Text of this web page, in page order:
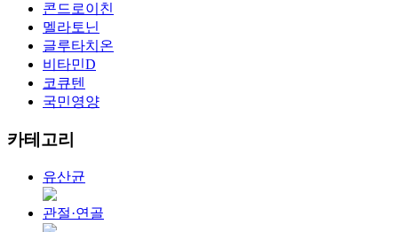
콘드로이친
멜라토닌
글루타치온
비타민D
코큐텐
국민영양
카테고리
유산균
관절·연골